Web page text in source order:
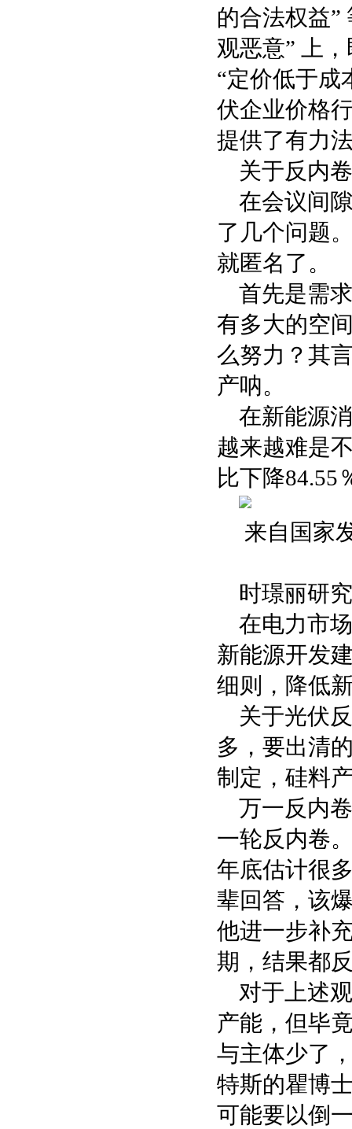
的合法权益”
观恶意” 上
“定价低于成
伏企业价格
提供了有力
关于反内
在会议间
了几个问题
就匿名了。
首先是需
有多大的空
么努力？其
产呐。
在新能源
越来越难是
比下降84.55
来自国家
时璟丽研
在电力市
新能源开发
细则，降低
关于光伏
多，要出清
制定，硅料
万一反内
一轮反内卷
年底估计很
辈回答，该
他进一步补
期，结果都
对于上述
产能，但毕
与主体少了
特斯的瞿博
可能要以倒